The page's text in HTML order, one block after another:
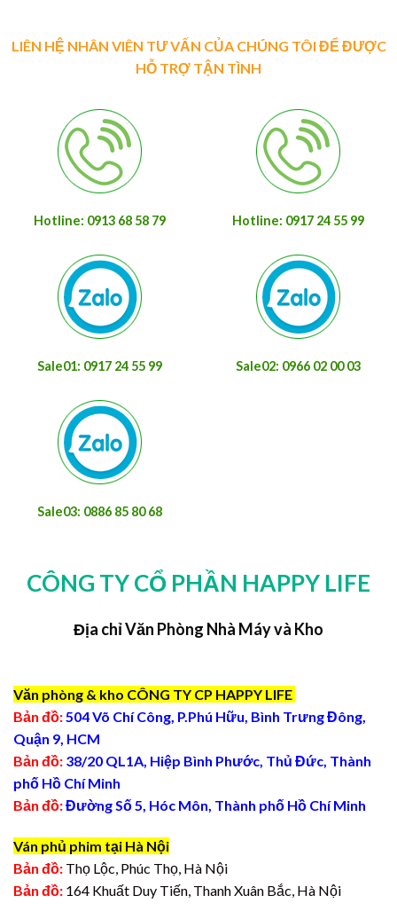
LIÊN HỆ NHÂN VIÊN TƯ VẤN CỦA CHÚNG TÔI ĐỂ ĐƯỢC
HỖ TRỢ TẬN TÌNH
Hotline: 0913 68 58 79 Hotline: 0917 24 55 99
Sale01: 0917 24 55 99 Sale02: 0966 02 00 03
Sale03: 0886 85 80 68
CÔNG TY CỔ PHẦN HAPPY LIFE
Địa chỉ Văn Phòng Nhà Máy và Kho
Văn phòng & kho CÔNG TY CP HAPPY LIFE
Bản đồ:504 Võ Chí Công, P.Phú Hữu, Bình Trưng Đông,
Quận 9, HCM
Bản đồ: 38/20 QL1A, Hiệp Bình Phước, Thủ Đức, Thành
phố Hồ Chí Minh
Bản đồ:Đường Số 5, Hóc Môn, Thành phố Hồ Chí Minh
Ván phủ phim tại Hà Nội
Bản đồ: Thọ Lộc, Phúc Thọ, Hà Nội
Bản đồ: 164 Khuất Duy Tiến, Thanh Xuân Bắc, Hà Nội